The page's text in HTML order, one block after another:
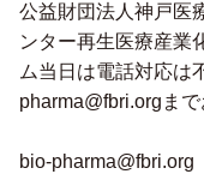
公益財団法人神戸医
ンター再生医療産
ム当日は電話対応は
pharma@fbri.orgま
bio-pharma@fbri.org